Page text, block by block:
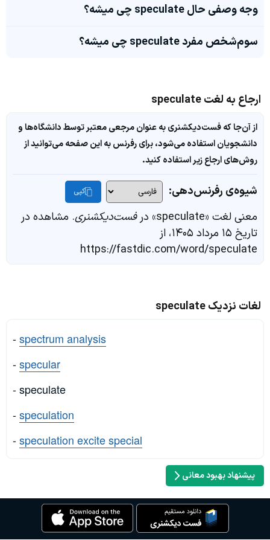
وجه وصفی حال speculate چی میشه؟
سوم‌شخص مفرد speculate چی میشه؟
ارجاع به لغت speculate
از آن‌جا که فست‌دیکشنری به عنوان مرجعی معتبر توسط دانشگاه‌ها و
دانشجویان استفاده می‌شود، برای رفرنس به این صفحه می‌توانید از
روش‌های ارجاع زیر استفاده کنید.
شیوه‌ی رفرنس‌دهی: کپی
معنی لغت «speculate» در فست‌دیکشنری. مشاهده در
تاریخ ۱۵ مرداد ۱۴۰۵، از
https://fastdic.com/word/speculate
لغات نزدیک speculate
-spectrum analysis
-specular
- speculate
-speculation
-speculation excite special
پیشنهاد بهبود معانی